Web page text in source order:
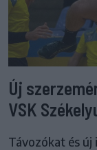
Új
VSK
Távozókat és új